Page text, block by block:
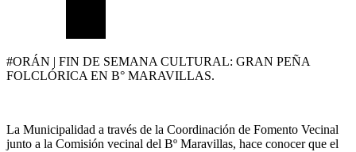
#ORÁN | FIN DE SEMANA CULTURAL: GRAN PEÑA
FOLCLÓRICA EN B° MARAVILLAS.
La Municipalidad a través de la Coordinación de Fomento Vecinal
junto a la Comisión vecinal del Bº Maravillas, hace conocer que el